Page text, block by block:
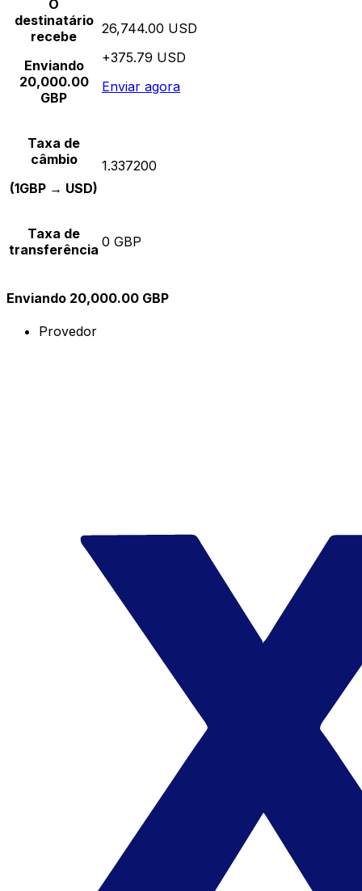
O
destinatário
recebe
Enviando
20,000.00
GBP
26,744.00 USD
+375.79 USD
Enviar agora
Taxa de
câmbio
(1GBP → USD)
1.337200
Taxa de
transferência 0 GBP
Enviando 20,000.00 GBP
Provedor